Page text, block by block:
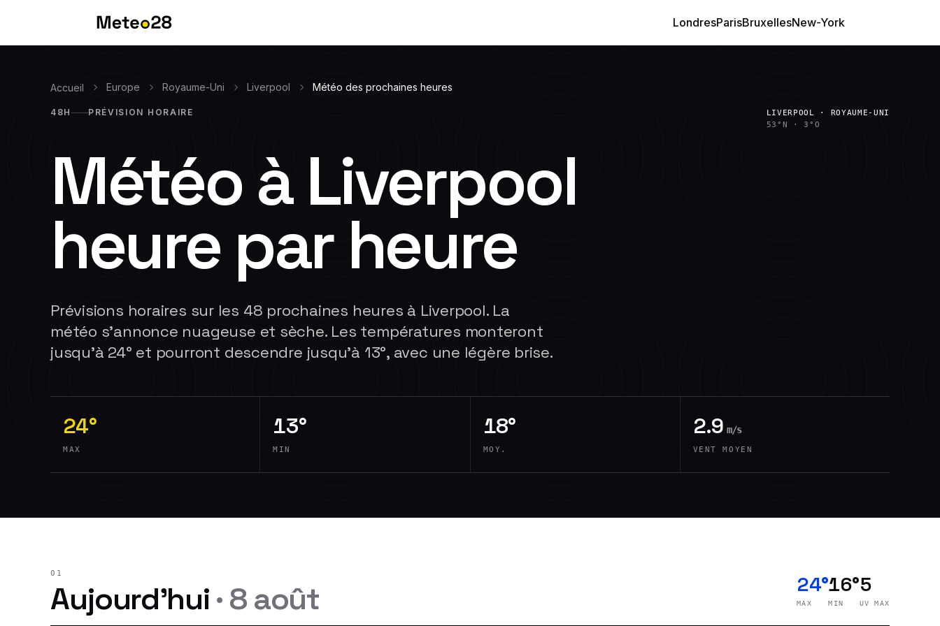
LondresParisBruxellesNew-York
Accueil Europe Royaume-Uni Liverpool Météo des prochaines heures
48H PRÉVISION HORAIRE
LIVERPOOL · ROYAUME-UNI
53°N
·3°O
Météo àLiverpool
heure par heure
Prévisions horaires sur les 48 prochaines heures à Liverpool. La
météo s'annonce nuageuse et sèche. Les températures monteront
jusqu'à 24° et pourront descendre jusqu'à 13°, avec une légère brise.
24°
MAX
13°
MIN
18°
MOY.
2.9 m/s
VENT MOYEN
01
Aujourd'hui·8 août 24°
MAX
16°
MIN
5
UV MAX